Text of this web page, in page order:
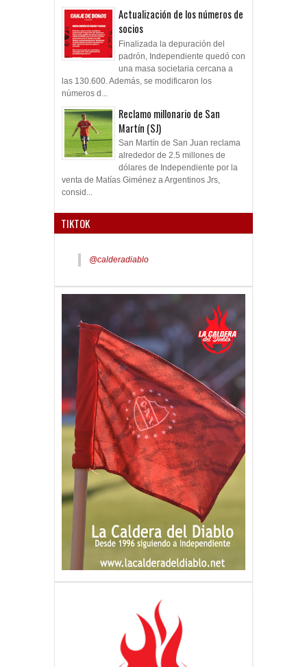
Actualización de los números de
socios
Finalizada la depuración del
padrón, Independiente quedó con
una masa societaria cercana a
las 130.600. Además, se modificaron los
números d...
Reclamo millonario de San
Martín (SJ)
San Martín de San Juan reclama
alrededor de 2.5 millones de
dólares de Independiente por la
venta de Matías Giménez a Argentinos Jrs,
consid...
TIKTOK
@calderadiablo